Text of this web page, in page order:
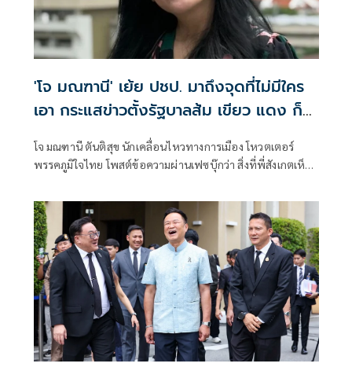
'โจ มณฑานี' เย้ย ปชป. มาถึงจุดที่ไม่มีใคร
เอา กระแสข่าวตั้งรัฐบาลส้ม เขียว แดง ก็
โจ มณฑานี ตันติสุข นักเคลื่อนไหวทางการเมือง โหวตเตอร์
พรรคภูมิใจไทย โพสต์ข้อความผ่านเฟซบุ๊กว่า สิ่งที่พี่สังเกตเห็น
ที่เป็นพรรคที่ทุกฝั่งลืมได้ไงเนี้ย